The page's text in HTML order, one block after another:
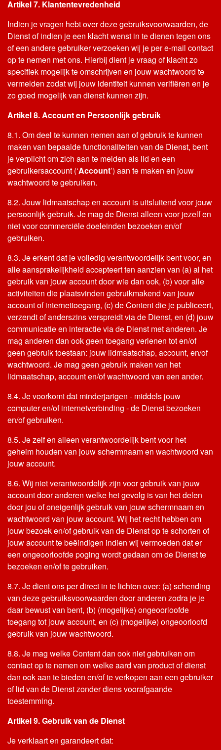
Artikel 7. Klantentevredenheid
Indien je vragen hebt over deze gebruiksvoorwaarden, de
Dienst of indien je een klacht wenst in te dienen tegen ons
of een andere gebruiker verzoeken wij je per e-mail contact
op te nemen met ons. Hierbij dient je vraag of klacht zo
specifiek mogelijk te omschrijven en jouw wachtwoord te
vermelden zodat wij jouw identiteit kunnen verifiëren en je
zo goed mogelijk van dienst kunnen zijn.
Artikel 8. Account en Persoonlijk gebruik
8.1. Om deel te kunnen nemen aan of gebruik te kunnen
maken van bepaalde functionaliteiten van de Dienst, bent
je verplicht om zich aan te melden als lid en een
gebruikersaccount (‘Account’) aan te maken en jouw
wachtwoord te gebruiken.
8.2. Jouw lidmaatschap en account is uitsluitend voor jouw
persoonlijk gebruik. Je mag de Dienst alleen voor jezelf en
niet voor commerciële doeleinden bezoeken en/of
gebruiken.
8.3. Je erkent dat je volledig verantwoordelijk bent voor, en
alle aansprakelijkheid accepteert ten aanzien van (a) al het
gebruik van jouw account door wie dan ook, (b) voor alle
activiteiten die plaatsvinden gebruikmakend van jouw
account of internettoegang, (c) de Content die je publiceert,
verzendt of anderszins verspreidt via de Dienst, en (d) jouw
communicatie en interactie via de Dienst met anderen. Je
mag anderen dan ook geen toegang verlenen tot en/of
geen gebruik toestaan: jouw lidmaatschap, account, en/of
wachtwoord. Je mag geen gebruik maken van het
lidmaatschap, account en/of wachtwoord van een ander.
8.4. Je voorkomt dat minderjarigen - middels jouw
computer en/of internetverbinding - de Dienst bezoeken
en/of gebruiken.
8.5. Je zelf en alleen verantwoordelijk bent voor het
geheim houden van jouw schermnaam en wachtwoord van
jouw account.
8.6. Wij niet verantwoordelijk zijn voor gebruik van jouw
account door anderen welke het gevolg is van het delen
door jou of oneigenlijk gebruik van jouw schermnaam en
wachtwoord van jouw account. Wij het recht hebben om
jouw bezoek en/of gebruik van de Dienst op te schorten of
jouw account te beëindigen indien wij vermoeden dat er
een ongeoorloofde poging wordt gedaan om de Dienst te
bezoeken en/of te gebruiken.
8.7. Je dient ons per direct in te lichten over: (a) schending
van deze gebruiksvoorwaarden door anderen zodra je je
daar bewust van bent, (b) (mogelijke) ongeoorloofde
toegang tot jouw account, en (c) (mogelijke) ongeoorloofd
gebruik van jouw wachtwoord.
8.8. Je mag welke Content dan ook niet gebruiken om
contact op te nemen om welke aard van product of dienst
dan ook aan te bieden en/of te verkopen aan een gebruiker
of lid van de Dienst zonder diens voorafgaande
toestemming.
Artikel 9. Gebruik van de Dienst
Je verklaart en garandeert dat: